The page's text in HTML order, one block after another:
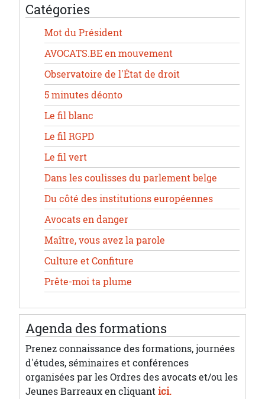
Catégories
Mot du Président
AVOCATS.BE en mouvement
Observatoire de l'État de droit
5 minutes déonto
Le fil blanc
Le fil RGPD
Le fil vert
Dans les coulisses du parlement belge
Du côté des institutions européennes
Avocats en danger
Maître, vous avez la parole
Culture et Confiture
Prête-moi ta plume
Agenda des formations
Prenez connaissance des formations, journées
d'études, séminaires et conférences
organisées par les Ordres des avocats et/ou les
Jeunes Barreaux en cliquantici.